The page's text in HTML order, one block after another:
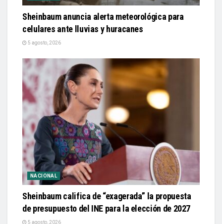
Sheinbaum anuncia alerta meteorológica para
celulares ante lluvias y huracanes
5 agosto, 2026
NACIONAL
Sheinbaum califica de “exagerada” la propuesta
de presupuesto del INE para la elección de 2027
5 agosto, 2026